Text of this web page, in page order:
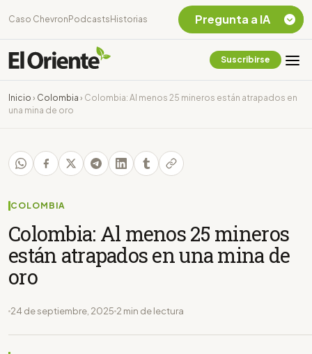
Caso Chevron Podcasts Historias
Suscribirse
Inicio › Colombia › Colombia: Al menos 25 mineros están atrapados en
una mina de oro
COLOMBIA
Colombia: Al menos 25 mineros
están atrapados en una mina de
oro
24 de septiembre, 2025 2 min de lectura
Pregunta a IA
Chevron Ecuador